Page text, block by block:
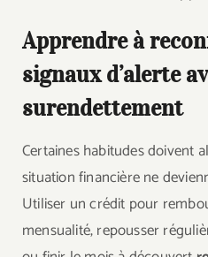
Apprendre à
signaux d’alerte
surendettement
Certaines habitudes doivent
situation financière ne
Utiliser un crédit pour
mensualité, repousser